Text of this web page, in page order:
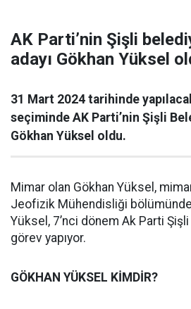
AK Parti’nin Şişli
adayı Gökhan Yüksel
31 Mart 2024 tarihinde
seçiminde AK Parti’nin Şişli
Gökhan Yüksel oldu.
Mimar olan Gökhan Yüksel,
Jeofizik Mühendisliği
Yüksel, 7’nci dönem Ak Parti
görev yapıyor.
GÖKHAN YÜKSEL KİMDİR?